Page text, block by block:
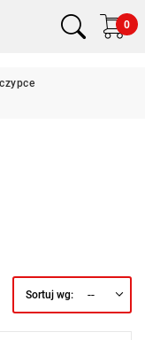
0
Sortuj wg: --